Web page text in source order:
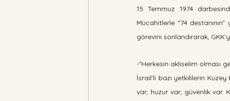
15 Temmuz 1974
Mücahitlerle “74 destanının”
görevini sonlandırarak,
-"Herkesin aklıselim olması
İsrail'li bazı yetkililerin Kuzey
var, huzur var, güvenlik var.